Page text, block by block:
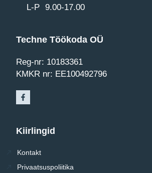
L-P 9.00-17.00
Techne Töökoda OÜ
Reg-nr: 10183361
KMKR nr: EE100492796
Kiirlingid
Kontakt
Privaatsuspoliitika